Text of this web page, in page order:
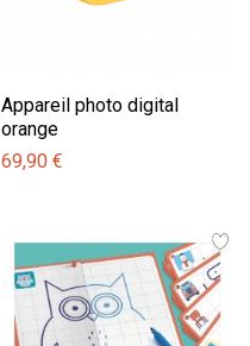
Appareil photo digital
orange
69,90 €